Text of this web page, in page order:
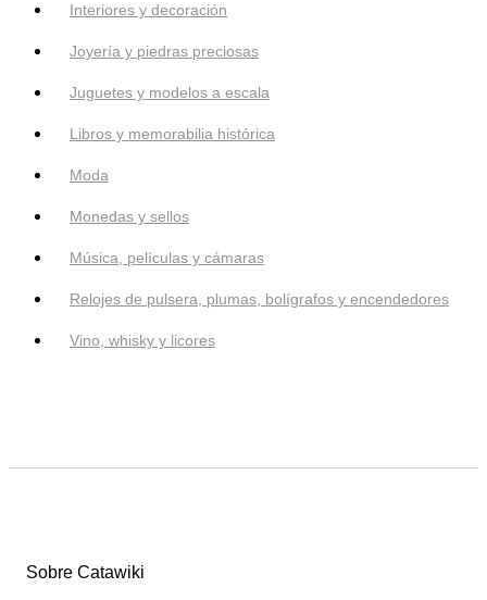
Interiores y decoración
Joyería y piedras preciosas
Juguetes y modelos a escala
Libros y memorabilia histórica
Moda
Monedas y sellos
Música, películas y cámaras
Relojes de pulsera, plumas, bolígrafos y encendedores
Vino, whisky y licores
Sobre Catawiki